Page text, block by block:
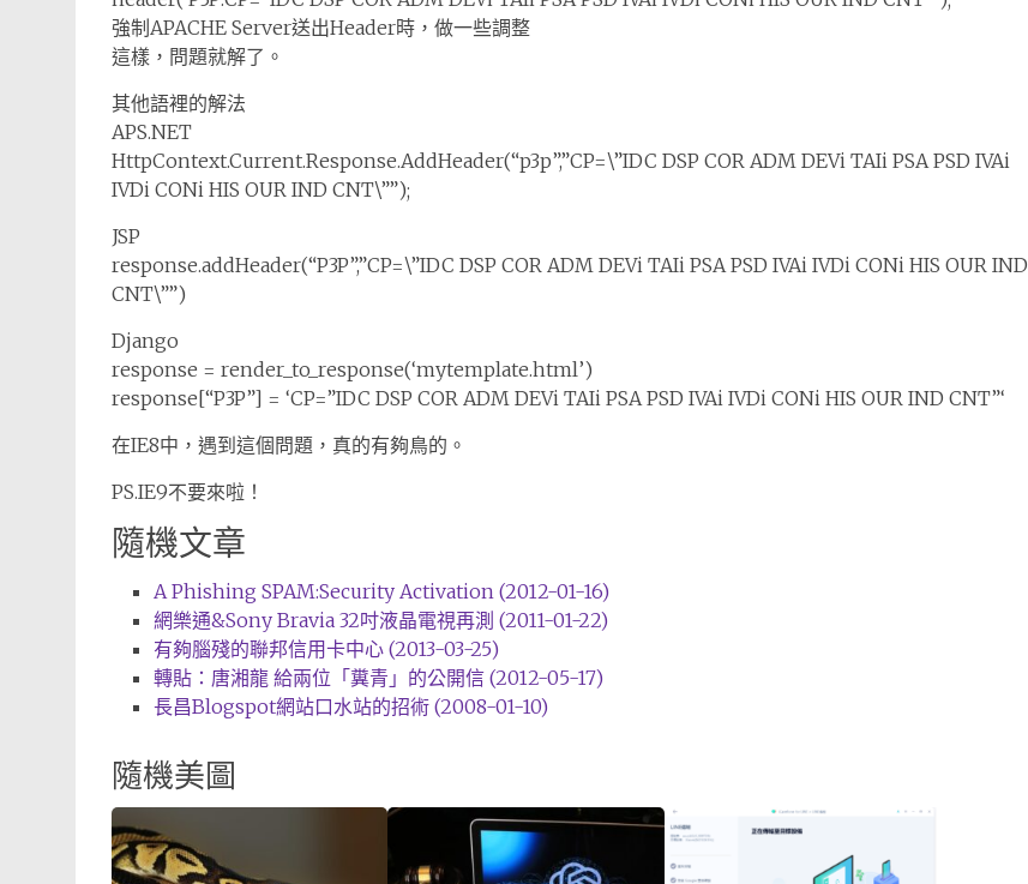
強制APACHE Server送出Header時，做一些調整
這樣，問題就解了。
其他語裡的解法
APS.NET
HttpContext.Current.Response.AddHeader(“p3p”,”CP=\”IDC DSP COR ADM DEVi TAIi PSA PSD IVAi
IVDi CONi HIS OUR IND CNT\””);
JSP
response.addHeader(“P3P”,”CP=\”IDC DSP COR ADM DEVi TAIi PSA PSD IVAi IVDi CONi HIS OUR IND
CNT\””)
Django
response = render_to_response(‘mytemplate.html’)
response[“P3P”] = ‘CP=”IDC DSP COR ADM DEVi TAIi PSA PSD IVAi IVDi CONi HIS OUR IND CNT”‘
在IE8中，遇到這個問題，真的有夠鳥的。
PS.IE9不要來啦！
隨機文章
A Phishing SPAM:Security Activation (2012-01-16)
網樂通&Sony Bravia 32吋液晶電視再測 (2011-01-22)
有夠腦殘的聯邦信用卡中心 (2013-03-25)
轉貼：唐湘龍 給兩位「糞青」的公開信 (2012-05-17)
長昌Blogspot網站口水站的招術 (2008-01-10)
隨機美圖